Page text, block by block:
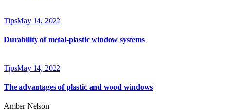
TipsMay 14, 2022
Durability of metal-plastic window systems
TipsMay 14, 2022
The advantages of plastic and wood windows
Amber Nelson